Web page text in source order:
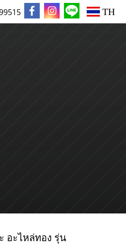
TH
อะไหล่ทอง รุ่น